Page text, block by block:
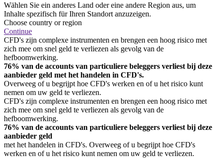
Wählen Sie ein anderes Land oder eine andere Region aus, um
Inhalte spezifisch für Ihren Standort anzuzeigen.
Choose country or region
Continue
CFD's zijn complexe instrumenten en brengen een hoog risico met
zich mee om snel geld te verliezen als gevolg van de
hefboomwerking.
76% van de accounts van particuliere beleggers verliest bij deze
aanbieder geld met het handelen in CFD's.
Overweeg of u begrijpt hoe CFD's werken en of u het risico kunt
nemen om uw geld te verliezen.
CFD's zijn complexe instrumenten en brengen een hoog risico met
zich mee om snel geld te verliezen als gevolg van de
hefboomwerking.
76% van de accounts van particuliere beleggers verliest bij deze
aanbieder geld
met het handelen in CFD's. Overweeg of u begrijpt hoe CFD's
werken en of u het risico kunt nemen om uw geld te verliezen.